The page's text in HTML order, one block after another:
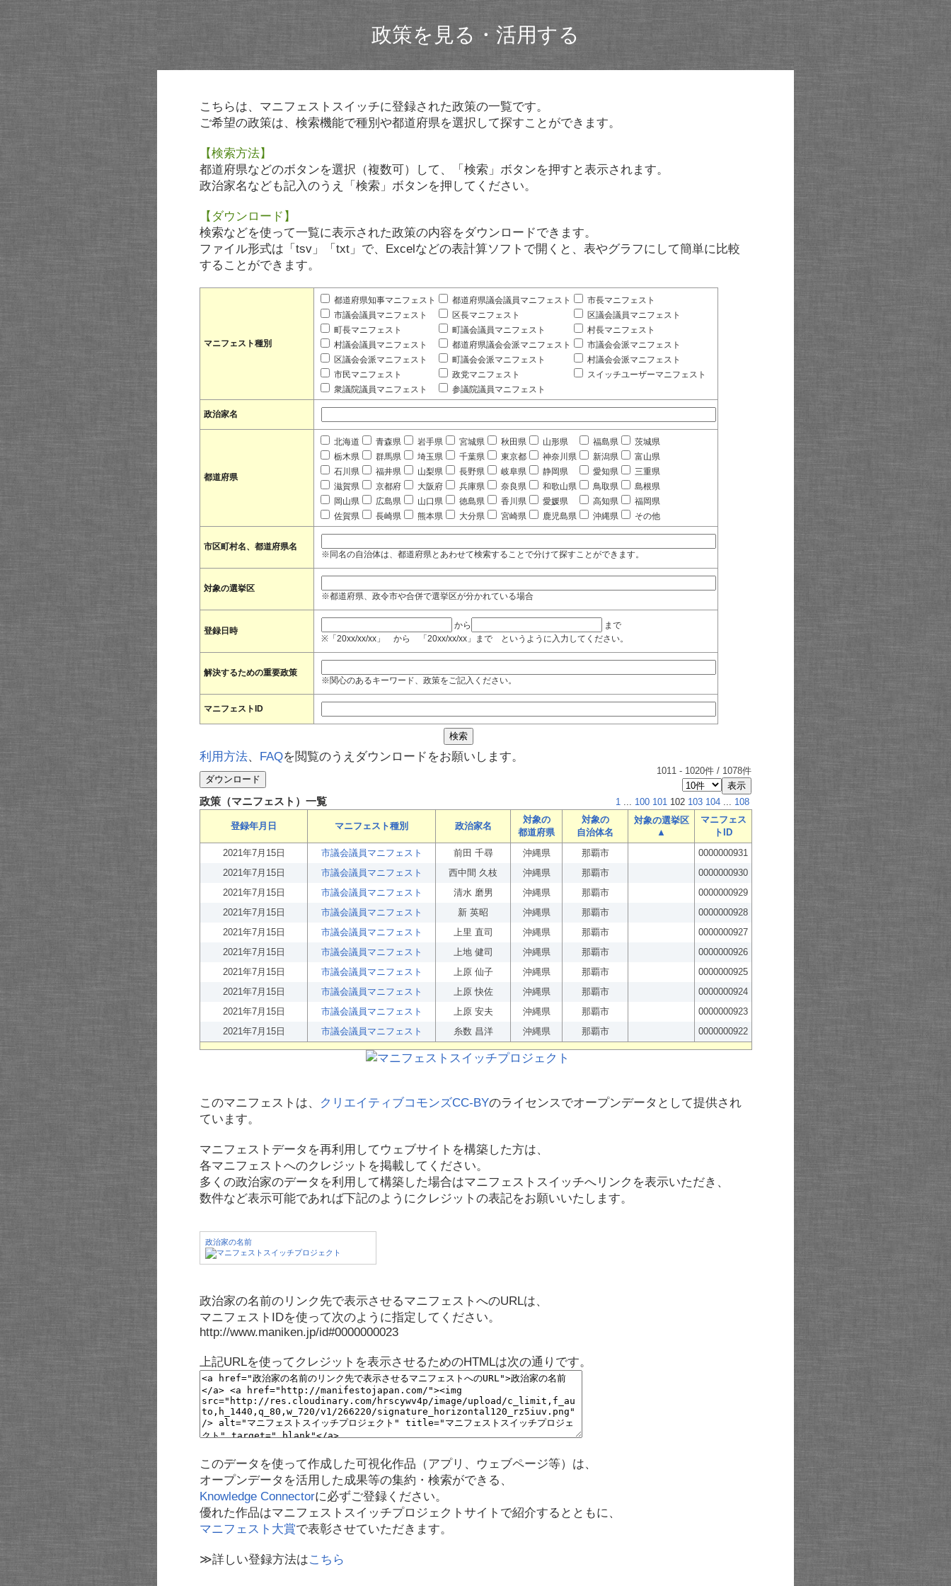
政策を見る・活用する
こちらは、マニフェストスイッチに登録された政策の一覧です。
ご希望の政策は、検索機能で種別や都道府県を選択して探すことができます。
【検索方法】
都道府県などのボタンを選択（複数可）して、「検索」ボタンを押すと表示されます。
政治家名なども記入のうえ「検索」ボタンを押してください。
【ダウンロード】
検索などを使って一覧に表示された政策の内容をダウンロードできます。
ファイル形式は「tsv」「txt」で、Excelなどの表計算ソフトで開くと、表やグラフにして簡単に比較
することができます。
マニフェスト種別
都道府県知事マニフェスト 都道府県議会議員マニフェスト
市長マニフェスト
市議会議員マニフェスト
区長マニフェスト
区議会議員マニフェスト
町長マニフェスト
町議会議員マニフェスト
村長マニフェスト
村議会議員マニフェスト
都道府県議会会派マニフェスト
市議会会派マニフェスト
区議会会派マニフェスト
町議会会派マニフェスト
村議会会派マニフェスト
市民マニフェスト
政党マニフェスト
スイッチユーザーマニフェスト
衆議院議員マニフェスト
参議院議員マニフェスト
政治家名
都道府県
北海道 青森県 岩手県 宮城県 秋田県 山形県 福島県
茨城県
栃木県
群馬県 埼玉県 千葉県 東京都 神奈川県 新潟県
富山県
石川県
福井県 山梨県 長野県 岐阜県 静岡県 愛知県
三重県
滋賀県
京都府 大阪府 兵庫県 奈良県 和歌山県 鳥取県
島根県
岡山県
広島県 山口県 徳島県 香川県 愛媛県 高知県
福岡県
佐賀県
長崎県 熊本県 大分県 宮崎県 鹿児島県 沖縄県 その他
市区町村名、都道府県名
※同名の自治体は、都道府県とあわせて検索することで分けて探すことができます。
対象の選挙区
※都道府県、政令市や合併で選挙区が分かれている場合
登録日時
から
まで
※「20xx/xx/xx」 から 「20xx/xx/xx」まで というように入力してください。
解決するための重要政策
※関心のあるキーワード、政策をご記入ください。
マニフェストID
利用方法、 FAQを閲覧のうえダウンロードをお願いします。
1011 - 1020件 / 1078件
政策（マニフェスト）一覧 1 ... 100 101 102 103 104 ... 108
登録年月日 マニフェスト種別 政治家名
対象の
都道府県
対象の
自治体名
対象の選挙区
▲
マニフェス
トID
2021年7月15日
市議会議員マニフェスト 前田 千尋 沖縄県 那覇市
0000000931
2021年7月15日
市議会議員マニフェスト 西中間 久枝 沖縄県 那覇市
0000000930
2021年7月15日
市議会議員マニフェスト 清水 磨男 沖縄県 那覇市
0000000929
2021年7月15日
市議会議員マニフェスト 新 英昭 沖縄県 那覇市
0000000928
2021年7月15日
市議会議員マニフェスト 上里 直司 沖縄県 那覇市
0000000927
2021年7月15日
市議会議員マニフェスト 上地 健司 沖縄県 那覇市
0000000926
2021年7月15日
市議会議員マニフェスト 上原 仙子 沖縄県 那覇市
0000000925
2021年7月15日
市議会議員マニフェスト 上原 快佐 沖縄県 那覇市
0000000924
2021年7月15日
市議会議員マニフェスト 上原 安夫 沖縄県 那覇市
0000000923
2021年7月15日
市議会議員マニフェスト 糸数 昌洋 沖縄県 那覇市 0000000922
このマニフェストは、 クリエイティブコモンズCC-BYのライセンスでオープンデータとして提供され
ています。
マニフェストデータを再利用してウェブサイトを構築した方は、
各マニフェストへのクレジットを掲載してください。
多くの政治家のデータを利用して構築した場合はマニフェストスイッチへリンクを表示いただき、
数件など表示可能であれば下記のようにクレジットの表記をお願いいたします。
政治家の名前
政治家の名前のリンク先で表示させるマニフェストへのURLは、
マニフェストIDを使って次のように指定してください。
http://www.maniken.jp/id#0000000023
上記URLを使ってクレジットを表示させるためのHTMLは次の通りです。
このデータを使って作成した可視化作品（アプリ、ウェブページ等）は、
オープンデータを活用した成果等の集約・検索ができる、
Knowledge Connectorに必ずご登録ください。
優れた作品はマニフェストスイッチプロジェクトサイトで紹介するとともに、
マニフェスト大賞で表彰させていただきます。
≫詳しい登録方法はこちら